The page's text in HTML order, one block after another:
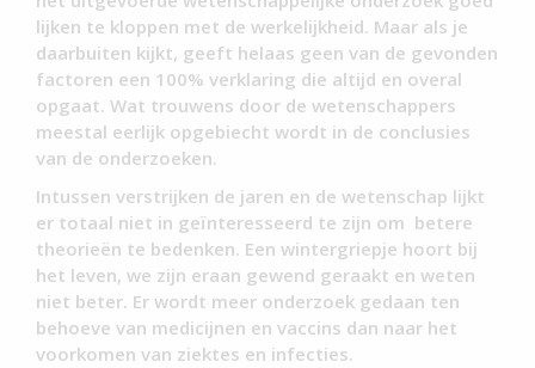
lijken te kloppen met de werkelijkheid. Maar als je
daarbuiten kijkt, geeft helaas geen van de gevonden
factoren een 100% verklaring die altijd en overal
opgaat. Wat trouwens door de wetenschappers
meestal eerlijk opgebiecht wordt in de conclusies
van de onderzoeken.
Intussen verstrijken de jaren en de wetenschap lijkt
er totaal niet in geïnteresseerd te zijn om betere
theorieën te bedenken. Een wintergriepje hoort bij
het leven, we zijn eraan gewend geraakt en weten
niet beter. Er wordt meer onderzoek gedaan ten
behoeve van medicijnen en vaccins dan naar het
voorkomen van ziektes en infecties.